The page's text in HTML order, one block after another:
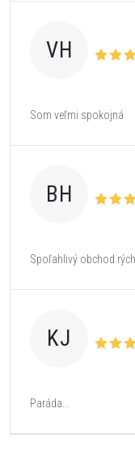
VH
Som veľmi spokojná
BH
Spoľahlivý obchod
KJ
Paráda...